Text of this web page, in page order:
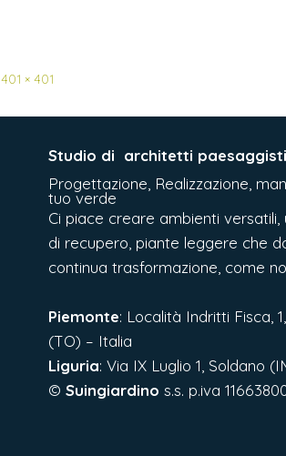
401 × 401
Studio di architetti
Progettazione, Realizzazione,
tuo verde
Ci piace creare ambienti versatili,
di recupero, piante leggere che
continua trasformazione, come
Piemonte: Località Indritti Fisca,
(TO) – Italia
Liguria:Via IX Luglio 1, Soldano
©Suingiardino s.s. p.iva